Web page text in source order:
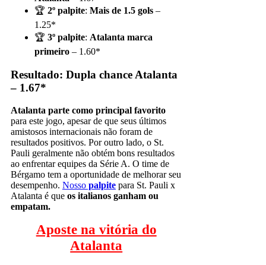
🏆 2º palpite: Mais de 1.5 gols –
1.25*
🏆 3º palpite: Atalanta marca
primeiro – 1.60*
Resultado: Dupla chance Atalanta
– 1.67*
Atalanta parte como principal favorito
para este jogo, apesar de que seus últimos
amistosos internacionais não foram de
resultados positivos. Por outro lado, o St.
Pauli geralmente não obtém bons resultados
ao enfrentar equipes da Série A. O time de
Bérgamo tem a oportunidade de melhorar seu
desempenho. Nosso palpite para St. Pauli x
Atalanta é que os italianos ganham ou
empatam.
Aposte na vitória do
Atalanta